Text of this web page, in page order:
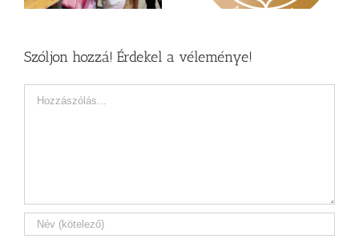
Szóljon hozzá! Érdekel a véleménye!
Hozzászólás